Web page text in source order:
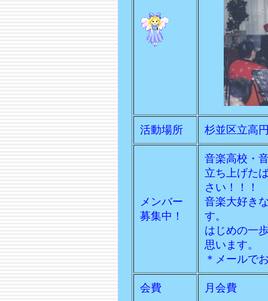
活動場所 杉並区立高
メンバー
募集中！
音楽高校・
立ち上げた
さい！！！
音楽大好き
す。
はじめの一
思います。
＊メールで
会費 月会費